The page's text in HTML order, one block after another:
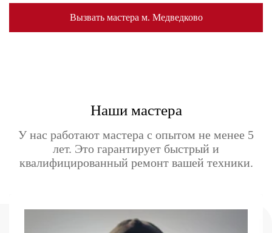
Вызвать мастера м. Медведково
Наши мастера
У нас работают мастера с опытом не менее 5
лет. Это гарантирует быстрый и
квалифицированный ремонт вашей техники.